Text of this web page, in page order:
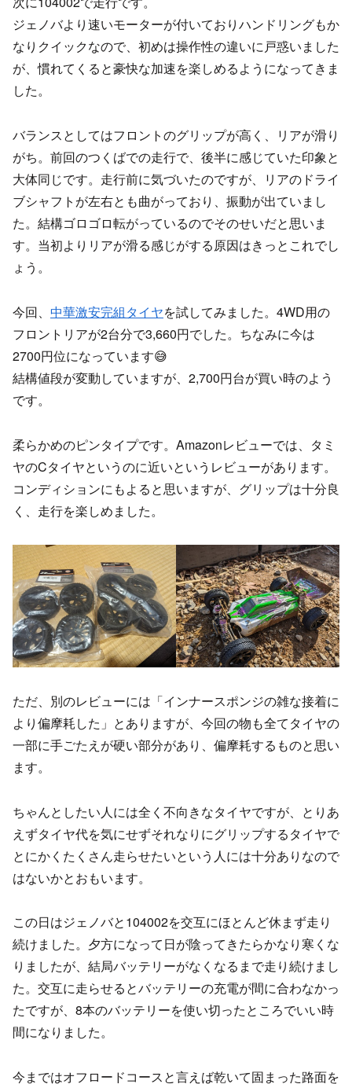
ジェノバより速いモーターが付いておりハンドリングもか
なりクイックなので、初めは操作性の違いに戸惑いました
が、慣れてくると豪快な加速を楽しめるようになってきま
した。
バランスとしてはフロントのグリップが高く、リアが滑り
がち。前回のつくばでの走行で、後半に感じていた印象と
大体同じです。走行前に気づいたのですが、リアのドライ
ブシャフトが左右とも曲がっており、振動が出ていまし
た。結構ゴロゴロ転がっているのでそのせいだと思いま
す。当初よりリアが滑る感じがする原因はきっとこれでし
ょう。
今回、 中華激安完組タイヤを試してみました。4WD用の
フロントリアが2台分で3,660円でした。ちなみに今は
2700円位になっています😅
結構値段が変動していますが、2,700円台が買い時のよう
です。
柔らかめのピンタイプです。Amazonレビューでは、タミ
ヤのCタイヤというのに近いというレビューがあります。
コンディションにもよると思いますが、グリップは十分良
く、走行を楽しめました。
ただ、別のレビューには「インナースポンジの雑な接着に
より偏摩耗した」とありますが、今回の物も全てタイヤの
一部に手ごたえが硬い部分があり、偏摩耗するものと思い
ます。
ちゃんとしたい人には全く不向きなタイヤですが、とりあ
えずタイヤ代を気にせずそれなりにグリップするタイヤで
とにかくたくさん走らせたいという人には十分ありなので
はないかとおもいます。
この日はジェノバと104002を交互にほとんど休まず走り
続けました。夕方になって日が陰ってきたらかなり寒くな
りましたが、結局バッテリーがなくなるまで走り続けまし
た。交互に走らせるとバッテリーの充電が間に合わなかっ
たですが、8本のバッテリーを使い切ったところでいい時
間になりました。
今まではオフロードコースと言えば乾いて固まった路面を